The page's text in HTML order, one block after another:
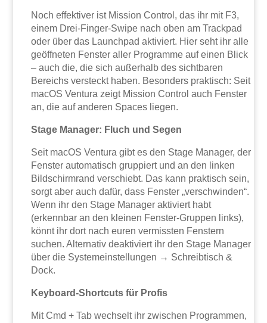
Noch effektiver ist Mission Control, das ihr mit F3,
einem Drei-Finger-Swipe nach oben am Trackpad
oder über das Launchpad aktiviert. Hier seht ihr alle
geöffneten Fenster aller Programme auf einen Blick
– auch die, die sich außerhalb des sichtbaren
Bereichs versteckt haben. Besonders praktisch: Seit
macOS Ventura zeigt Mission Control auch Fenster
an, die auf anderen Spaces liegen.
Stage Manager: Fluch und Segen
Seit macOS Ventura gibt es den Stage Manager, der
Fenster automatisch gruppiert und an den linken
Bildschirmrand verschiebt. Das kann praktisch sein,
sorgt aber auch dafür, dass Fenster „verschwinden“.
Wenn ihr den Stage Manager aktiviert habt
(erkennbar an den kleinen Fenster-Gruppen links),
könnt ihr dort nach euren vermissten Fenstern
suchen. Alternativ deaktiviert ihr den Stage Manager
über die Systemeinstellungen → Schreibtisch &
Dock.
Keyboard-Shortcuts für Profis
Mit Cmd + Tab wechselt ihr zwischen Programmen,